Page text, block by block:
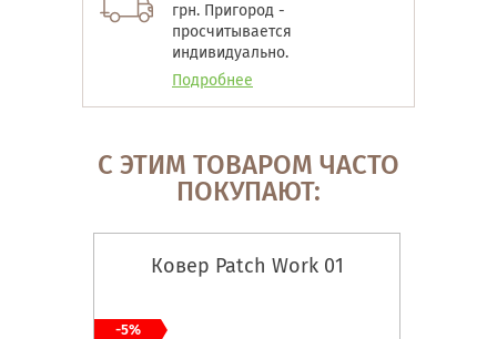
грн. Пригород -
просчитывается
индивидуально.
Подробнее
С ЭТИМ ТОВАРОМ ЧАСТО
ПОКУПАЮТ:
Ковер Patch Work 01
-5%